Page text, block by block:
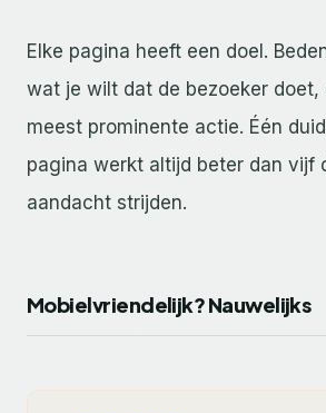
Elke pagina heeft een doel.
wat je wilt dat de bezoeker doet,
meest prominente actie. Één
pagina werkt altijd beter dan vijf
aandacht strijden.
Mobielvriendelijk? Nauwelijks